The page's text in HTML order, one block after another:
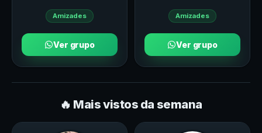
Amizades
Ver grupo
Amizades
Ver grupo
🔥 Mais vistos da semana